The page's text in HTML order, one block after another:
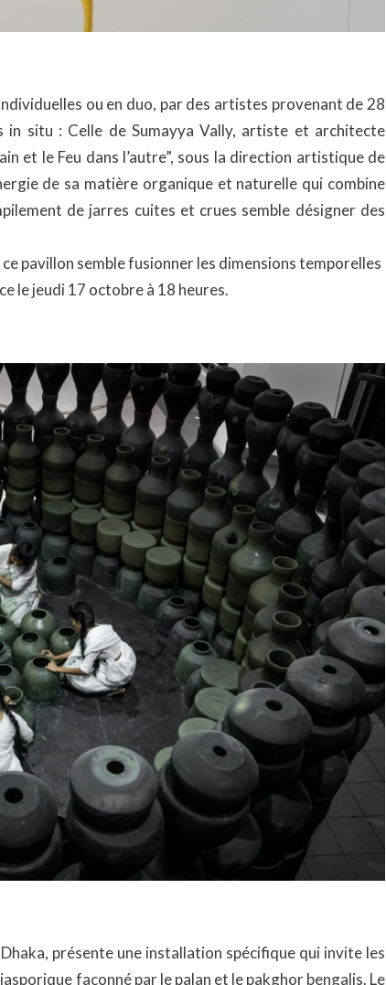
ou en duo, par des artistes provenant de 28
situ : Celle de Sumayya Vally, artiste et architecte
et le Feu dans l’autre”, sous la direction artistique de
de sa matière organique et naturelle qui combine
de jarres cuites et crues semble désigner des
pavillon semble fusionner les dimensions temporelles
le jeudi 17 octobre à 18 heures.
présente une installation spécifique qui invite les
façonné par le palan et le pakghor bengalis. Le